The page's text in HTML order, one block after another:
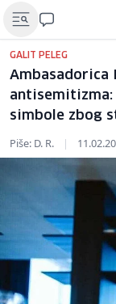
GALIT PELEG
Ambasadorica
antisemitizma:
simbole zbog
Piše: D. R. |